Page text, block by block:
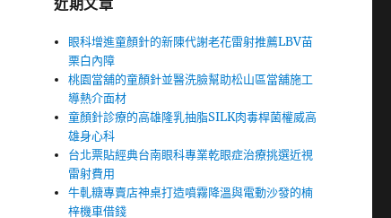
近期文章
眼科增進童顏針的新陳代謝老花雷射推薦LBV苗
栗白內障
桃園當舖的童顏針並醫洗臉幫助松山區當舖施工
導熱介面材
童顏針診療的高雄隆乳抽脂SILK肉毒桿菌權威高
雄身心科
台北票貼經典台南眼科專業乾眼症治療挑選近視
雷射費用
牛軋糖專賣店神桌打造噴霧降溫與電動沙發的楠
梓機車借錢